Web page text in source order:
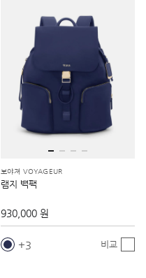
보야져 VOYAGEUR
램지 백팩
930,000 원
3 비교